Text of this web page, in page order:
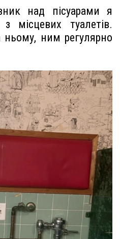
над пісуарами я
місцевих туалетів.
ньому, ним регулярно